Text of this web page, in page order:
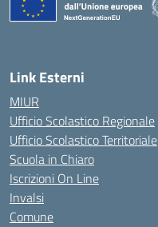
Link Esterni
MIUR
Ufficio Scolastico Regionale
Ufficio Scolastico Territoriale
Scuola in Chiaro
Iscrizioni On Line
Invalsi
Comune